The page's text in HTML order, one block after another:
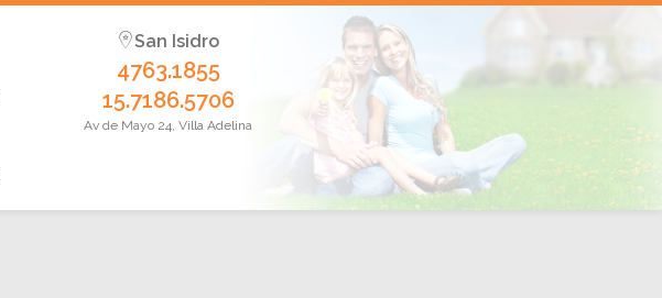
San Isidro
4763.1855
15.7186.5706
Av de Mayo 24, Villa Adelina